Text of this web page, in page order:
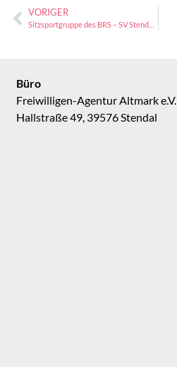
VORIGER
Büro
Freiwilligen-Agentur Altmark e.V.
Hallstraße 49, 39576 Stendal